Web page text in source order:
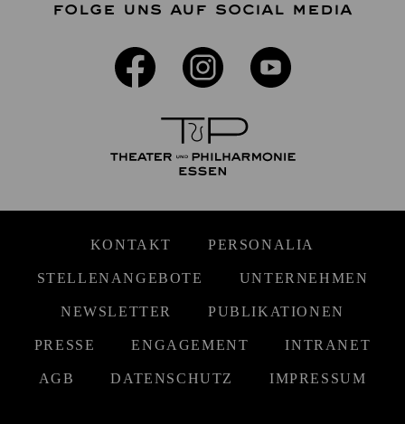
FOLGE UNS AUF SOCIAL MEDIA
KONTAKT PERSONALIA
STELLENANGEBOTE UNTERNEHMEN
NEWSLETTER PUBLIKATIONEN
PRESSE ENGAGEMENT INTRANET
AGB DATENSCHUTZ IMPRESSUM